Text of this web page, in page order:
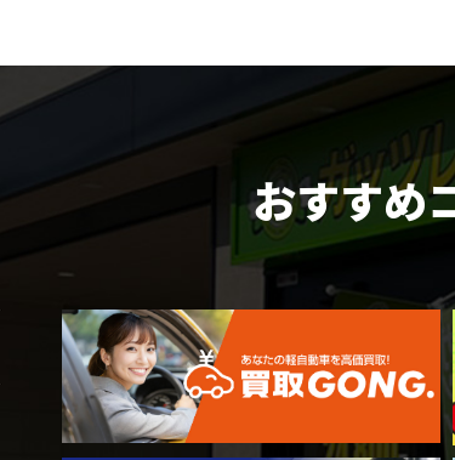
おすすめ